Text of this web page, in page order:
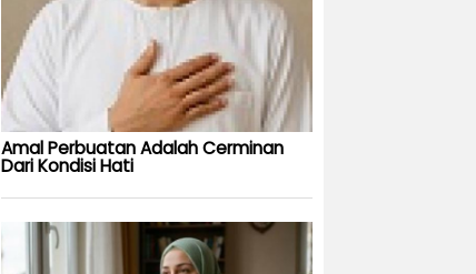
Amal Perbuatan Adalah Cerminan
Dari Kondisi Hati